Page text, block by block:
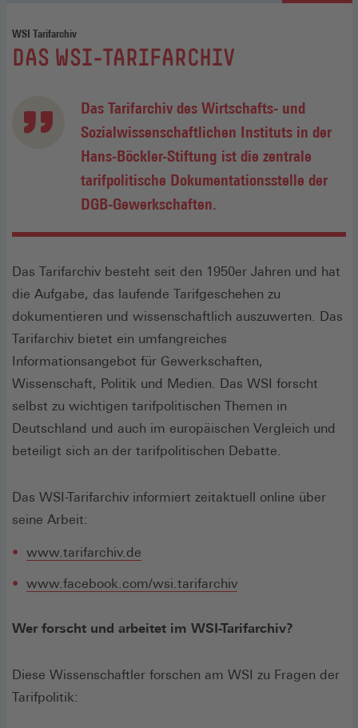
WSI Tarifarchiv
:
DAS WSI-TARIFARCHIV
Das Tarifarchiv des Wirtschafts- und
Sozialwissenschaftlichen Instituts in der
Hans-Böckler-Stiftung ist die zentrale
tarifpolitische Dokumentationsstelle der
DGB-Gewerkschaften.
Das Tarifarchiv besteht seit den 1950er Jahren und hat
die Aufgabe, das laufende Tarifgeschehen zu
dokumentieren und wissenschaftlich auszuwerten. Das
Tarifarchiv bietet ein umfangreiches
Informationsangebot für Gewerkschaften,
Wissenschaft, Politik und Medien. Das WSI forscht
selbst zu wichtigen tarifpolitischen Themen in
Deutschland und auch im europäischen Vergleich und
beteiligt sich an der tarifpolitischen Debatte.
Das WSI-Tarifarchiv informiert zeitaktuell online über
seine Arbeit:
www.tarifarchiv.de
www.facebook.com/wsi.tarifarchiv
Wer forscht und arbeitet im WSI-Tarifarchiv?
Diese Wissenschaftler forschen am WSI zu Fragen der
Tarifpolitik: